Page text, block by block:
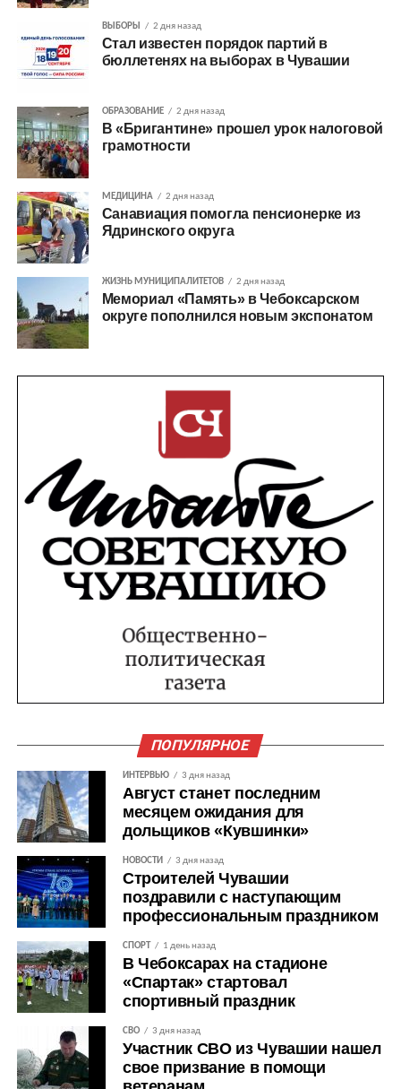
ВЫБОРЫ 2 дня назад
Стал известен порядок партий в
бюллетенях на выборах в Чувашии
ОБРАЗОВАНИЕ 2 дня назад
В «Бригантине» прошел урок налоговой
грамотности
МЕДИЦИНА 2 дня назад
Санавиация помогла пенсионерке из
Ядринского округа
ЖИЗНЬ МУНИЦИПАЛИТЕТОВ 2 дня назад
Мемориал «Память» в Чебоксарском
округе пополнился новым экспонатом
ПОПУЛЯРНОЕ
ИНТЕРВЬЮ 3 дня назад
Август станет последним
месяцем ожидания для
дольщиков «Кувшинки»
НОВОСТИ 3 дня назад
Строителей Чувашии
поздравили с наступающим
профессиональным праздником
СПОРТ 1 день назад
В Чебоксарах на стадионе
«Спартак» стартовал
спортивный праздник
СВО 3 дня назад
Участник СВО из Чувашии нашел
свое призвание в помощи